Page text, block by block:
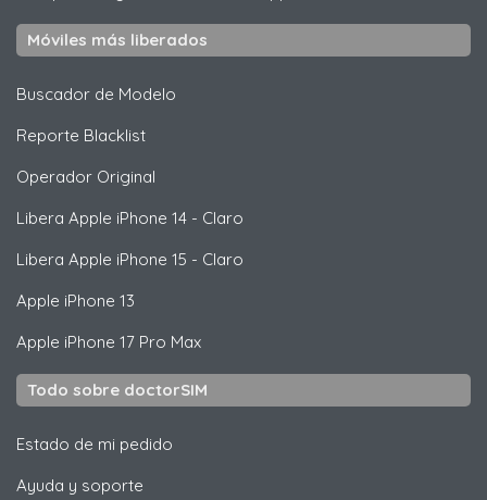
Móviles más liberados
Buscador de Modelo
Reporte Blacklist
Operador Original
Libera Apple iPhone 14 - Claro
Libera Apple iPhone 15 - Claro
Apple iPhone 13
Apple iPhone 17 Pro Max
Todo sobre doctorSIM
Estado de mi pedido
Ayuda y soporte